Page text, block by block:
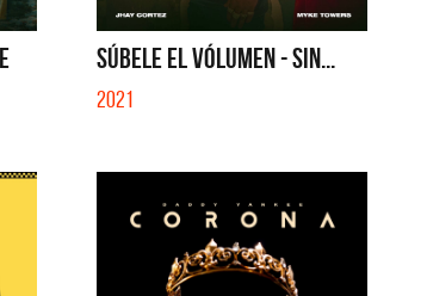
SÚBELE EL VÓLUMEN - SIN...
2021